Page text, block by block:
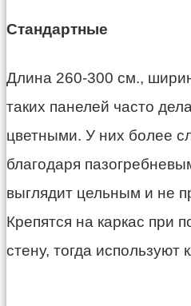
Стандартные
Длина 260-300 см.,
таких панелей часто
цветными. У них более
благодаря
выглядит цельным и не
Крепятся на каркас при
стену, тогда используют